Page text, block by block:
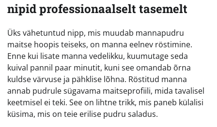
nipid professionaalselt tasemelt
Üks vähetuntud nipp, mis muudab mannapudru
maitse hoopis teiseks, on manna eelnev röstimine.
Enne kui lisate manna vedelikku, kuumutage seda
kuival pannil paar minutit, kuni see omandab õrna
kuldse värvuse ja pähklise lõhna. Röstitud manna
annab pudrule sügavama maitseprofiili, mida tavalisel
keetmisel ei teki. See on lihtne trikk, mis paneb külalisi
küsima, mis on teie erilise pudru saladus.